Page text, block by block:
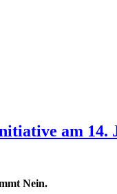
am 14.
Nein.